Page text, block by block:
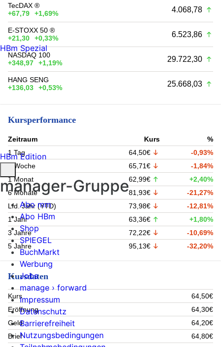
TecDAX ®
+67,79
+1,69% 4.068,78
E-STOXX 50 ®
+21,30
+0,33% 6.523,86
NASDAQ 100
+348,97
+1,19% 29.722,30
HANG SENG
+136,03
+0,53% 25.668,03
Kursperformance
Zeitraum Kurs
%
1 Tag
64,50€
-0,93%
1 Woche
65,71€
-1,84%
1 Monat
62,99€
+2,40%
6 Monate
81,93€
-21,27%
Lfd. Jahr (YTD)
73,98€
-12,81%
1 Jahr
63,36€
+1,80%
3 Jahre
72,22€
-10,69%
5 Jahre
95,13€ -32,20%
Kursdaten
Kurs
64,50€
Eröffnung
64,30€
Geld
64,20€
Brief
64,80€
HBm Spezial
HBm Edition
manager-Gruppe
Abo mm
Abo HBm
Shop
SPIEGEL
BuchMarkt
Werbung
Jobs
manage › forward
Impressum
Datenschutz
Barrierefreiheit
Nutzungsbedingungen